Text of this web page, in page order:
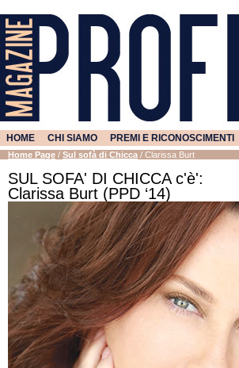
HOME CHI SIAMO PREMI E RICONOSCIMENTI
Home Page / Sul sofà di Chicca / Clarissa Burt
SUL SOFA' DI CHICCA c'è':
Clarissa Burt (PPD ‘14)